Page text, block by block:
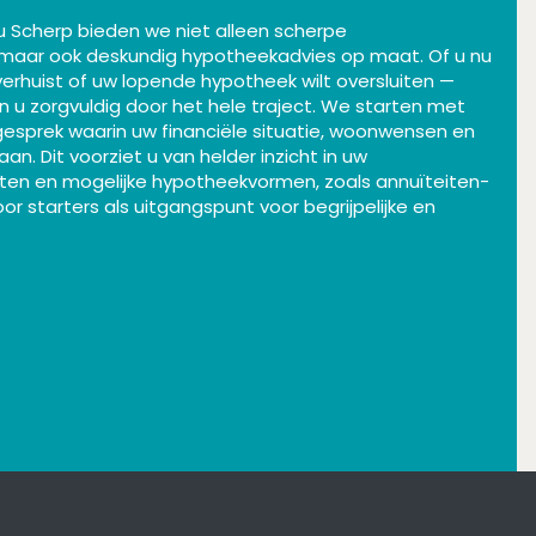
Scherp bieden we niet alleen scherpe
ook deskundig hypotheekadvies op maat. Of u nu
of uw lopende hypotheek wilt oversluiten —
u zorgvuldig door het hele traject. We starten met
waarin uw financiële situatie, woonwensen en
Dit voorziet u van helder inzicht in uw
en mogelijke hypotheekvormen, zoals annuïteiten-
starters als uitgangspunt voor begrijpelijke en